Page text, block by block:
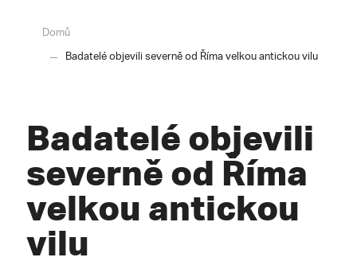
Domů
Badatelé objevili severně od Říma velkou antickou vilu
Badatelé objevili
severně od Říma
velkou antickou
vilu